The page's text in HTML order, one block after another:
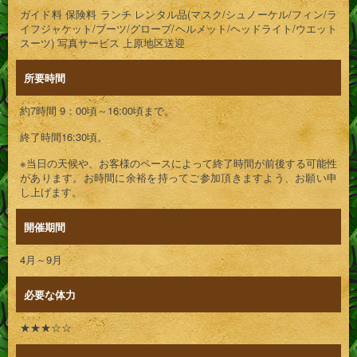
ガイド料 保険料 ランチ レンタル品(マスク/シュノーケル/フィン/ラ
イフジャケット/ブーツ/グローブ/ヘルメット/ヘッドライト/ウエット
スーツ) 写真サービス 上原地区送迎
所要時間
約7時間 9：00頃～16:00頃まで。
終了時間16:30頃。
※当日の天候や、お客様のペースによって終了時間が前後する可能性
があります。お時間に余裕を持ってご参加頂きますよう、お願い申
し上げます。
開催期間
4月～9月
必要な体力
★★★☆☆